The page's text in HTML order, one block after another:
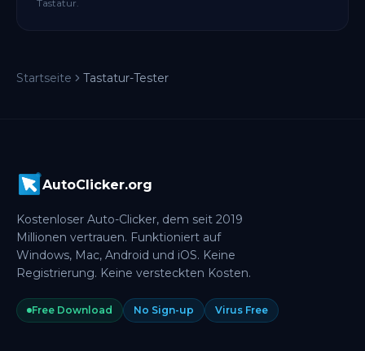
Tastatur.
Startseite Tastatur-Tester
AutoClicker.org
Kostenloser Auto-Clicker, dem seit 2019
Millionen vertrauen. Funktioniert auf
Windows, Mac, Android und iOS. Keine
Registrierung. Keine versteckten Kosten.
Free Download No Sign-up Virus Free